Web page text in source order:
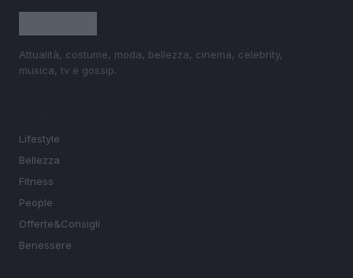
Attualità, costume, moda, bellezza, cinema, celebrity,
musica, tv e gossip.
Lifestyle
Bellezza
Fitness
People
Offerte&Consigli
Benessere